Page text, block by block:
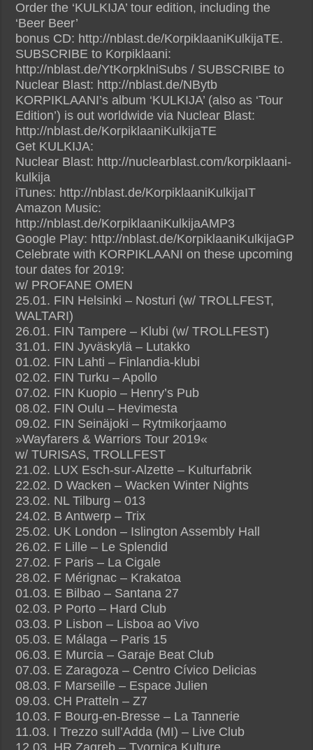
Order the ‘KULKIJA’ tour edition, including the
‘Beer Beer’
bonus CD: http://nblast.de/KorpiklaaniKulkijaTE.
SUBSCRIBE to Korpiklaani:
http://nblast.de/YtKorpklniSubs / SUBSCRIBE to
Nuclear Blast: http://nblast.de/NBytb
KORPIKLAANI’s album ‘KULKIJA’ (also as ‘Tour
Edition’) is out worldwide via Nuclear Blast:
http://nblast.de/KorpiklaaniKulkijaTE
Get KULKIJA:
Nuclear Blast: http://nuclearblast.com/korpiklaani-
kulkija
iTunes: http://nblast.de/KorpiklaaniKulkijaIT
Amazon Music:
http://nblast.de/KorpiklaaniKulkijaAMP3
Google Play: http://nblast.de/KorpiklaaniKulkijaGP
Celebrate with KORPIKLAANI on these upcoming
tour dates for 2019:
w/ PROFANE OMEN
25.01. FIN Helsinki – Nosturi (w/ TROLLFEST,
WALTARI)
26.01. FIN Tampere – Klubi (w/ TROLLFEST)
31.01. FIN Jyväskylä – Lutakko
01.02. FIN Lahti – Finlandia-klubi
02.02. FIN Turku – Apollo
07.02. FIN Kuopio – Henry’s Pub
08.02. FIN Oulu – Hevimesta
09.02. FIN Seinäjoki – Rytmikorjaamo
»Wayfarers & Warriors Tour 2019«
w/ TURISAS, TROLLFEST
21.02. LUX Esch-sur-Alzette – Kulturfabrik
22.02. D Wacken – Wacken Winter Nights
23.02. NL Tilburg – 013
24.02. B Antwerp – Trix
25.02. UK London – Islington Assembly Hall
26.02. F Lille – Le Splendid
27.02. F Paris – La Cigale
28.02. F Mérignac – Krakatoa
01.03. E Bilbao – Santana 27
02.03. P Porto – Hard Club
03.03. P Lisbon – Lisboa ao Vivo
05.03. E Málaga – Paris 15
06.03. E Murcia – Garaje Beat Club
07.03. E Zaragoza – Centro Cívico Delicias
08.03. F Marseille – Espace Julien
09.03. CH Pratteln – Z7
10.03. F Bourg-en-Bresse – La Tannerie
11.03. I Trezzo sull’Adda (MI) – Live Club